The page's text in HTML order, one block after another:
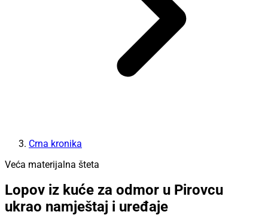
Crna kronika
Veća materijalna šteta
Lopov iz kuće za odmor u Pirovcu
ukrao namještaj i uređaje